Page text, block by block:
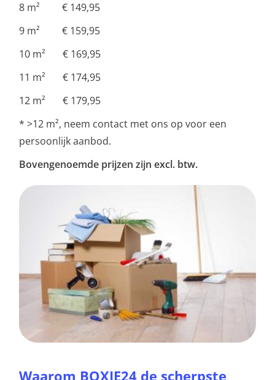
8 m² € 149,95
9 m² € 159,95
10 m² € 169,95
11 m² € 174,95
12 m² € 179,95
* >12 m², neem contact met ons op voor een
persoonlijk aanbod.
Bovengenoemde prijzen zijn excl. btw.
Waarom BOXIE24 de scherpste